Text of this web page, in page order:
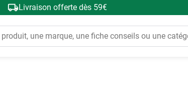
Livraison offerte dès 59€